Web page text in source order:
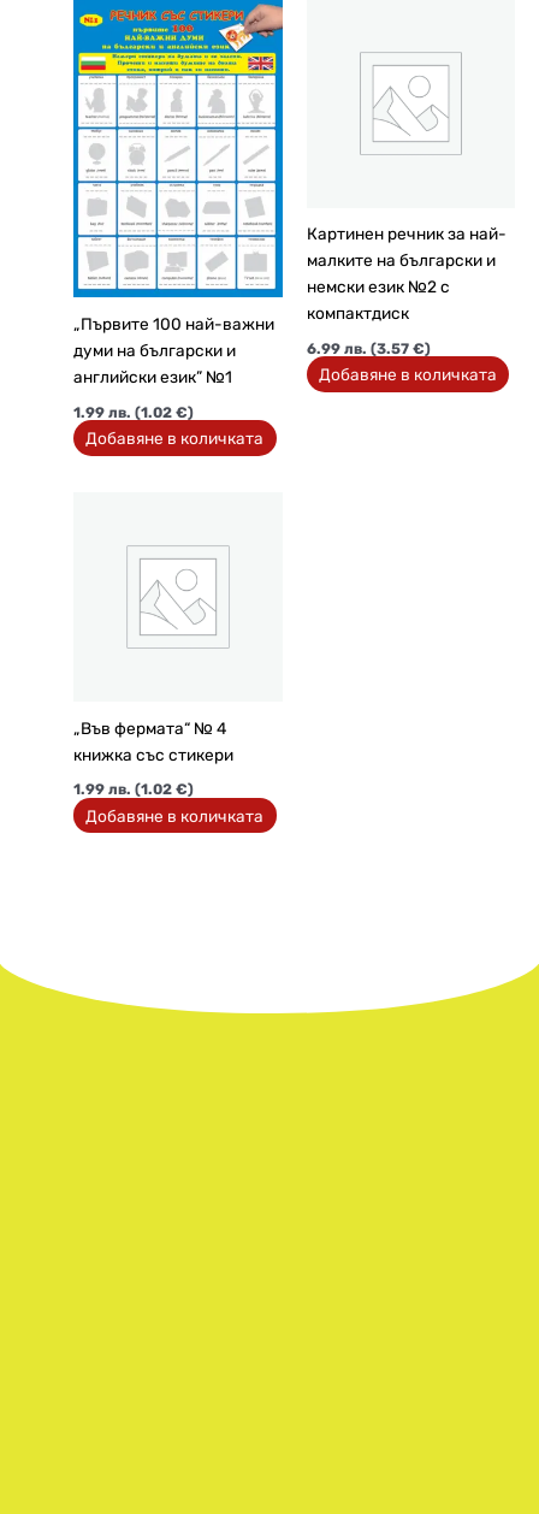
„Първите 100 най-важни
думи на български и
английски език” №1
1.99лв. (1.02 €)
Добавяне в количката
Картинен речник за най-
малките на български и
немски език №2 с
компактдиск
6.99 лв. (3.57 €)
Добавяне в количката
„Във фермата“ № 4
книжка със стикери
1.99лв. (1.02 €)
Добавяне в количката